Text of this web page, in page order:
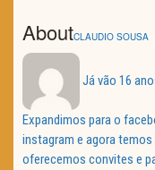
AboutCLAUDIO SOUSA
Já vão 16
Expandimos para o
instagram e agora
oferecemos convites e